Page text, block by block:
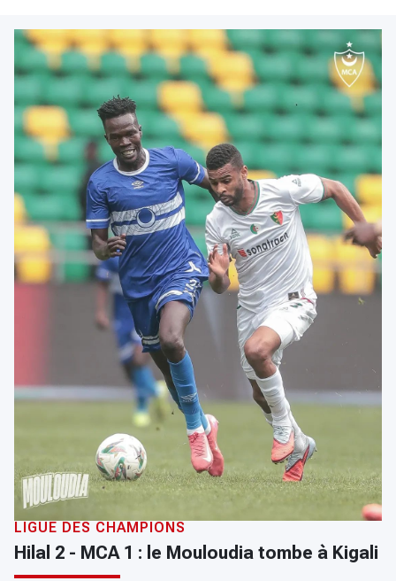
LIGUE DES CHAMPIONS
Hilal 2 - MCA 1 : le Mouloudia tombe à Kigali